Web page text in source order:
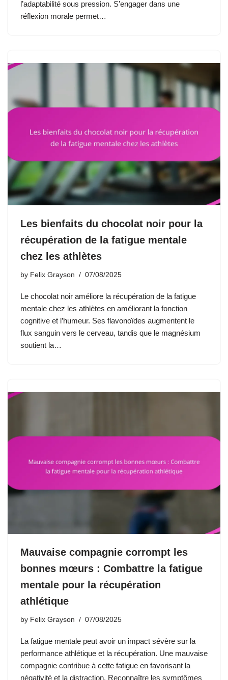
l’adaptabilité sous pression. S’engager dans une
réflexion morale permet…
Les bienfaits du chocolat noir pour la
récupération de la fatigue mentale
chez les athlètes
by Felix Grayson 07/08/2025
Le chocolat noir améliore la récupération de la fatigue
mentale chez les athlètes en améliorant la fonction
cognitive et l’humeur. Ses flavonoïdes augmentent le
flux sanguin vers le cerveau, tandis que le magnésium
soutient la…
Mauvaise compagnie corrompt les
bonnes mœurs : Combattre la fatigue
mentale pour la récupération
athlétique
by Felix Grayson 07/08/2025
La fatigue mentale peut avoir un impact sévère sur la
performance athlétique et la récupération. Une mauvaise
compagnie contribue à cette fatigue en favorisant la
négativité et la distraction. Reconnaître les symptômes